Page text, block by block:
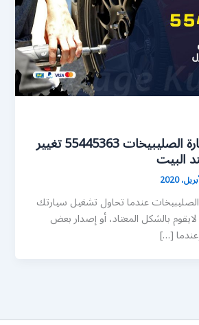
تبديل بطارية سيارة الصليبيخات 55445363 تغيير
البيت
عندما تحاول تشغيل سيارتك
بالشكل المعتاد، أو إصدار بعض
[…]